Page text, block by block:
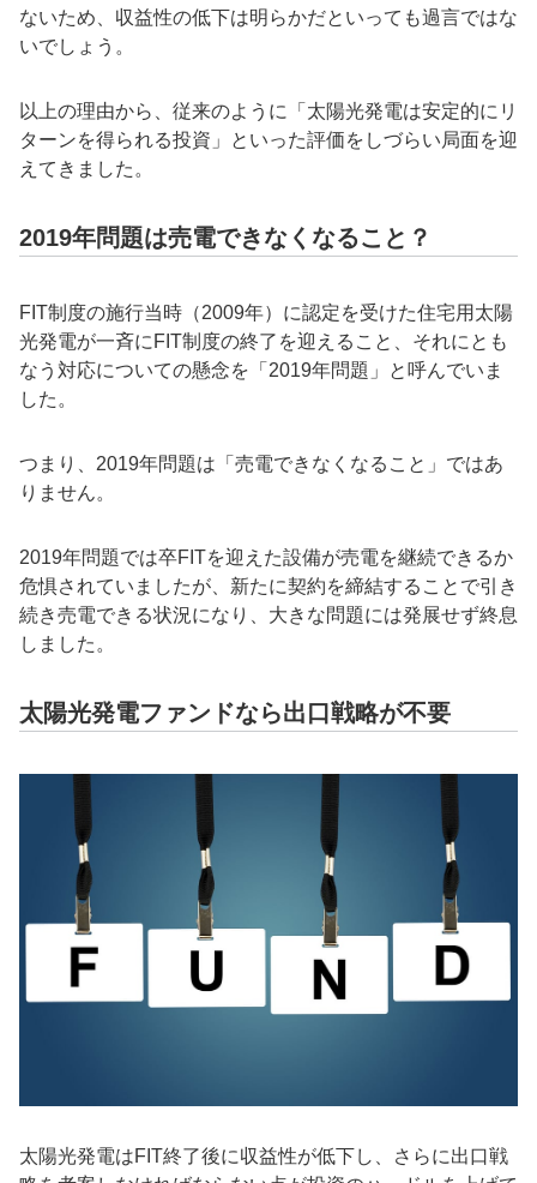
ないため、収益性の低下は明らかだといっても過言ではな
いでしょう。
以上の理由から、従来のように「太陽光発電は安定的にリ
ターンを得られる投資」といった評価をしづらい局面を迎
えてきました。
2019年問題は売電できなくなること？
FIT制度の施行当時（2009年）に認定を受けた住宅用太陽
光発電が一斉にFIT制度の終了を迎えること、それにとも
なう対応についての懸念を「2019年問題」と呼んでいま
した。
つまり、2019年問題は「売電できなくなること」ではあ
りません。
2019年問題では卒FITを迎えた設備が売電を継続できるか
危惧されていましたが、新たに契約を締結することで引き
続き売電できる状況になり、大きな問題には発展せず終息
しました。
太陽光発電ファンドなら出口戦略が不要
太陽光発電はFIT終了後に収益性が低下し、さらに出口戦